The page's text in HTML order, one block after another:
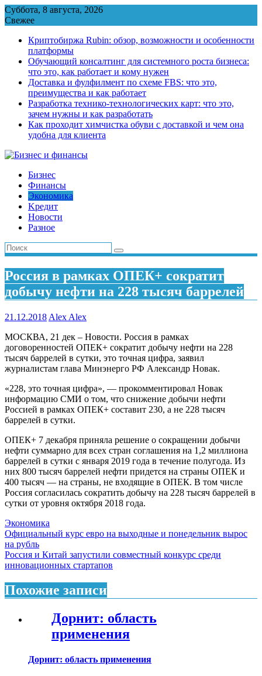
Перейти
к
Суббота, 8 августа, 2026
Свежее
Криптобиржа Rubin: обзор, возможности и особенности
платформы
Обучающий консалтинг для системного роста бизнеса:
что это, как работает и кому нужен
Доставка и фулфилмент по схеме FBS: что это,
преимущества и как работает
Разработка технико-технологических карт: что это,
зачем нужны и как разработать
Как проходит химчистка обуви с доставкой и чем она
удобна для клиента
Бизнес
Финансы
Экономика
Kредит
Новости
Разное
Россия в рамках ОПЕК+ сократит
добычу нефти на 228 тысяч баррелей
21.12.2018 Alex Alex
МОСКВА, 21 дек – Новости. Россия в рамках
договоренностей ОПЕК+ сократит добычу нефти на 228
тысяч баррелей в сутки, это точная цифра, заявил
журналистам глава Минэнерго РФ Александр Новак.
«228, это точная цифра», — прокомментировал Новак
информацию СМИ о том, что снижение добычи нефти
Россией в рамках ОПЕК+ составит 230, а не 228 тысяч
баррелей в сутки.
ОПЕК+ 7 декабря приняла решение о сокращении добычи
нефти суммарно для всех стран соглашения на 1,2 миллиона
баррелей в сутки с января 2019 года в течение полугода. Из
них 800 тысяч баррелей нефти придется на страны ОПЕК и
400 тысяч — на страны, не входящие в ОПЕК. В том числе
Россия согласилась сократить добычу на 228 тысяч баррелей в
сутки от уровня октября 2018 года.
Экономика
Навигация
по
записям
Официальный курс евро на выходные и понедельник вырос
на рубль
Россия и Китай запустили совместный конкурс среди
инновационных стартапов
Похожие записи
Дорнит: область
применения
Дорнит: область применения